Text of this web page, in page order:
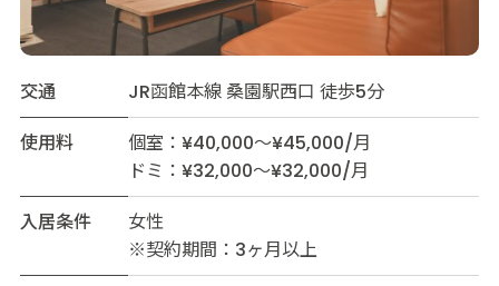
交通
JR函館本線 桑園駅西口 徒歩5分
使用料
個室：¥40,000～¥45,000/月
ドミ：¥32,000～¥32,000/月
入居条件
女性
※契約期間：3ヶ月以上